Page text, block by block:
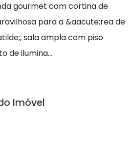
gourmet com cortina de
para a &aacute;rea de
sala ampla com piso
de ilumina...
Imóvel